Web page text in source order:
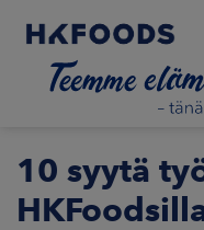
ETUSIVU
10 syytä